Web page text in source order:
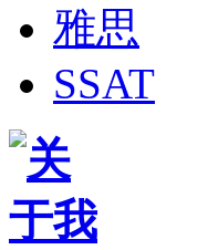
雅思
SSAT